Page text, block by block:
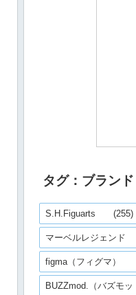
タグ：ブランド
S.H.Figuarts (255)
マーベルレジェンド
figma（フィグマ）
BUZZmod.（バズモッ